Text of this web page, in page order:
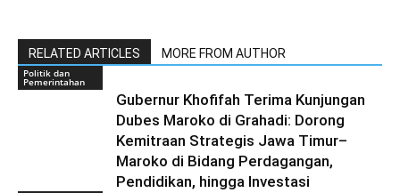
RELATED ARTICLES MORE FROM AUTHOR
Politik dan
Pemerintahan
Gubernur Khofifah Terima Kunjungan
Dubes Maroko di Grahadi: Dorong
Kemitraan Strategis Jawa Timur–
Maroko di Bidang Perdagangan,
Pendidikan, hingga Investasi